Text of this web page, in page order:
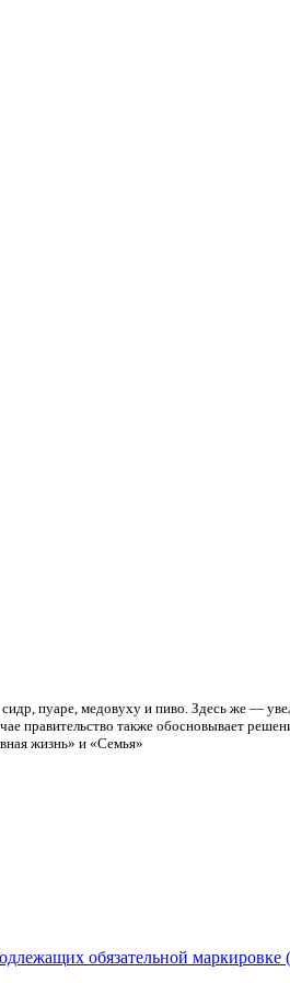
пуаре, медовуху и пиво. Здесь же —
правительство также обосновывает
жизнь» и «Семья»
обязательной